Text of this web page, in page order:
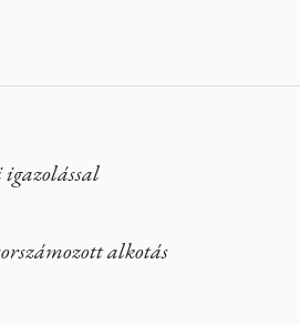
igazolással
alkotás